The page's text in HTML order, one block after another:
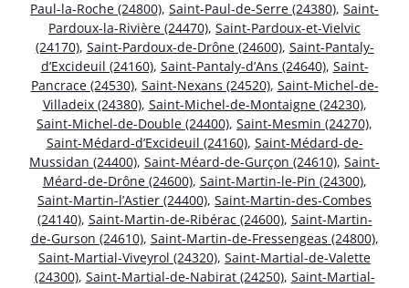
Paul-la-Roche (24800), Saint-Paul-de-Serre (24380), Saint-
Pardoux-la-Rivière (24470), Saint-Pardoux-et-Vielvic
(24170), Saint-Pardoux-de-Drône (24600), Saint-Pantaly-
d’Excideuil (24160), Saint-Pantaly-d’Ans (24640), Saint-
Pancrace (24530), Saint-Nexans (24520), Saint-Michel-de-
Villadeix (24380), Saint-Michel-de-Montaigne (24230),
Saint-Michel-de-Double (24400), Saint-Mesmin (24270),
Saint-Médard-d’Excideuil (24160), Saint-Médard-de-
Mussidan (24400), Saint-Méard-de-Gurçon (24610), Saint-
Méard-de-Drône (24600), Saint-Martin-le-Pin (24300),
Saint-Martin-l’Astier (24400), Saint-Martin-des-Combes
(24140), Saint-Martin-de-Ribérac (24600), Saint-Martin-
de-Gurson (24610), Saint-Martin-de-Fressengeas (24800),
Saint-Martial-Viveyrol (24320), Saint-Martial-de-Valette
(24300), Saint-Martial-de-Nabirat (24250), Saint-Martial-